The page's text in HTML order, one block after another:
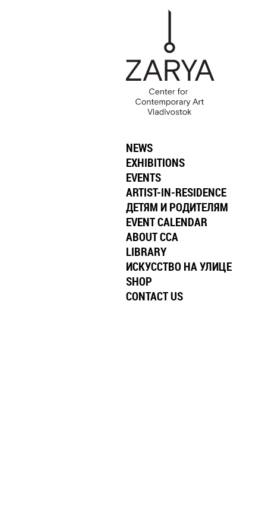
NEWS
EXHIBITIONS
EVENTS
ARTIST-IN-RESIDENCE
ДЕТЯМ И РОДИТЕЛЯМ
EVENT CALENDAR
ABOUT CCA
LIBRARY
ИСКУССТВО НА УЛИЦЕ
SHOP
CONTACT US